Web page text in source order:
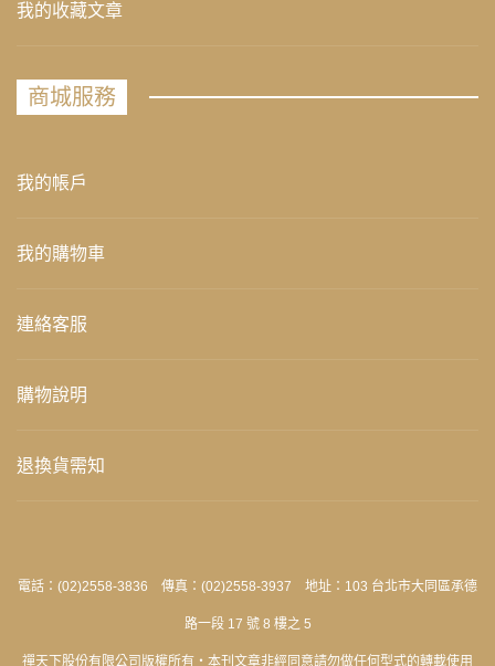
我的收藏文章
商城服務
我的帳戶
我的購物車
連絡客服
購物說明
退換貨需知
電話：(02)2558-3836 傳真：(02)2558-3937 地址：103 台北市大同區承德
路一段 17 號 8 樓之 5
禪天下股份有限公司版權所有‧本刊文章非經同意請勿做任何型式的轉載使用